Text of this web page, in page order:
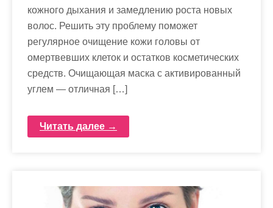
кожного дыхания и замедлению роста новых
волос. Решить эту проблему поможет
регулярное очищение кожи головы от
омертвевших клеток и остатков косметических
средств. Очищающая маска с активированный
углем — отличная […]
Читать далее →